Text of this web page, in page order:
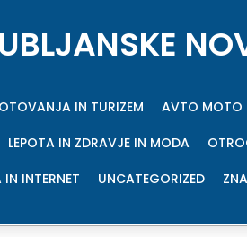
IN TURIZEM AVTO MOTO
LEPOTA IN ZDRAVJE IN MODA
INTERNET
UNCATEGORIZED